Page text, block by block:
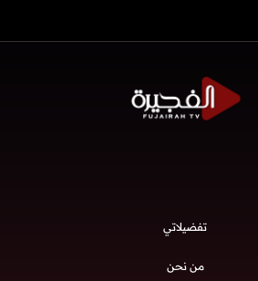
تفضيلاتي
من نحن